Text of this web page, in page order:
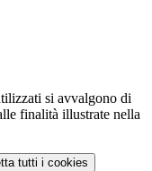
si avvalgono di
finalità illustrate nella
tutti i cookies